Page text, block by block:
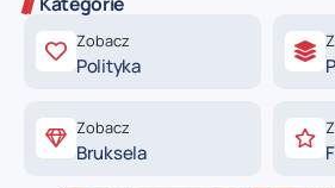
Zobacz
Polityka
Zobacz
Bruksela